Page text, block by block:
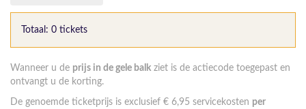
Totaal: 0 tickets
Wanneer u de prijs in de gele balk ziet is de actiecode toegepast en
ontvangt u de korting.
De genoemde ticketprijs is exclusief € 6,95 servicekosten per